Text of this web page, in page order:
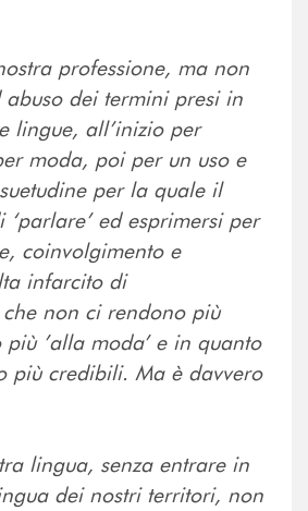
professione, ma non
dei termini presi in
lingue, all’inizio per
moda, poi per un uso e
per la quale il
ed esprimersi per
coinvolgimento e
infarcito di
non ci rendono più
’alla moda’ e in quanto
più credibili. Ma è davvero
lingua, senza entrare in
dei nostri territori, non